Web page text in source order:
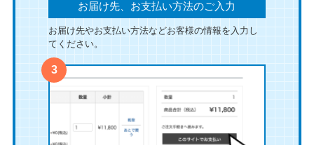
お届け先、お支払い方法のご入力
お届け先やお支払い方法などお客様の情報を入力し
てください。